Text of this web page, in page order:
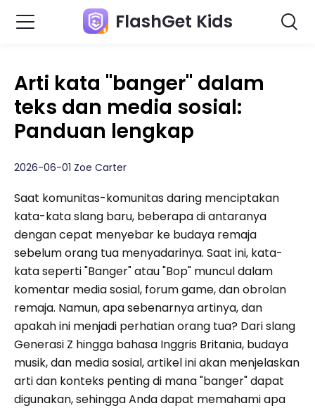
FlashGet Kids
Arti kata "banger" dalam
teks dan media sosial:
Panduan lengkap
2026-06-01 Zoe Carter
Saat komunitas-komunitas daring menciptakan
kata-kata slang baru, beberapa di antaranya
dengan cepat menyebar ke budaya remaja
sebelum orang tua menyadarinya. Saat ini, kata-
kata seperti "Banger" atau "Bop" muncul dalam
komentar media sosial, forum game, dan obrolan
remaja. Namun, apa sebenarnya artinya, dan
apakah ini menjadi perhatian orang tua? Dari slang
Generasi Z hingga bahasa Inggris Britania, budaya
musik, dan media sosial, artikel ini akan menjelaskan
arti dan konteks penting di mana "banger" dapat
digunakan, sehingga Anda dapat memahami apa